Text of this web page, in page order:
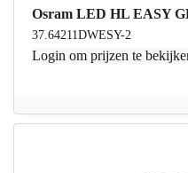
Osram LED HL EASY
37.64211DWESY-2
Login om prijzen te